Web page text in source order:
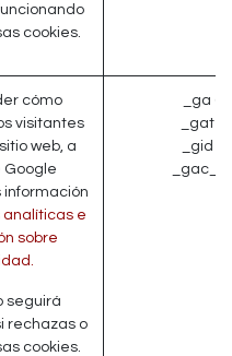
cookies.
cómo
visitantes
web, a
Google
información
analíticas e
sobre
seguirá
rechazas o
cookies.
_ga
_gat
_gid
_gac_*